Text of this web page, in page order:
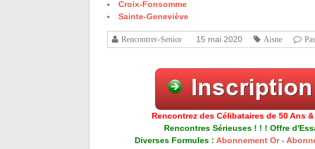
Croix-Fonsomme
Sainte-Geneviève
Rencontrer-Senior 15 mai 2020 Aisne
Rencontrez des Célibataires de 50 Ans
Rencontres Sérieuses ! ! ! Offre
Diverses Formules : Abonnement Or-